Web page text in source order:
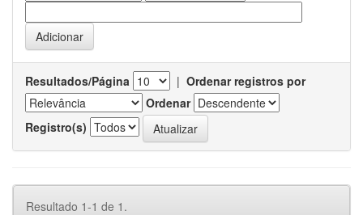
Resultados/Página | Ordenar registros por
Ordenar
Registro(s)
Resultado 1-1 de 1.